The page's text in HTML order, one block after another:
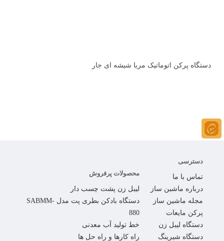
دستگاه پرکن اتوماتیک مربا شیشه ای جار
دسترسی
تماس با ما
درباره ماشین ساز
مجله ماشین ساز
پرکن مایعات
دستگاه لیبل زن
دستگاه شیرینگ
محصولات پرفروش
لیبل زن پشت چسب دار
دستگاه بادکن بطری پت مدل SABMM-
880
خط تولید آب معدنی
راه کارها و راه حل ها